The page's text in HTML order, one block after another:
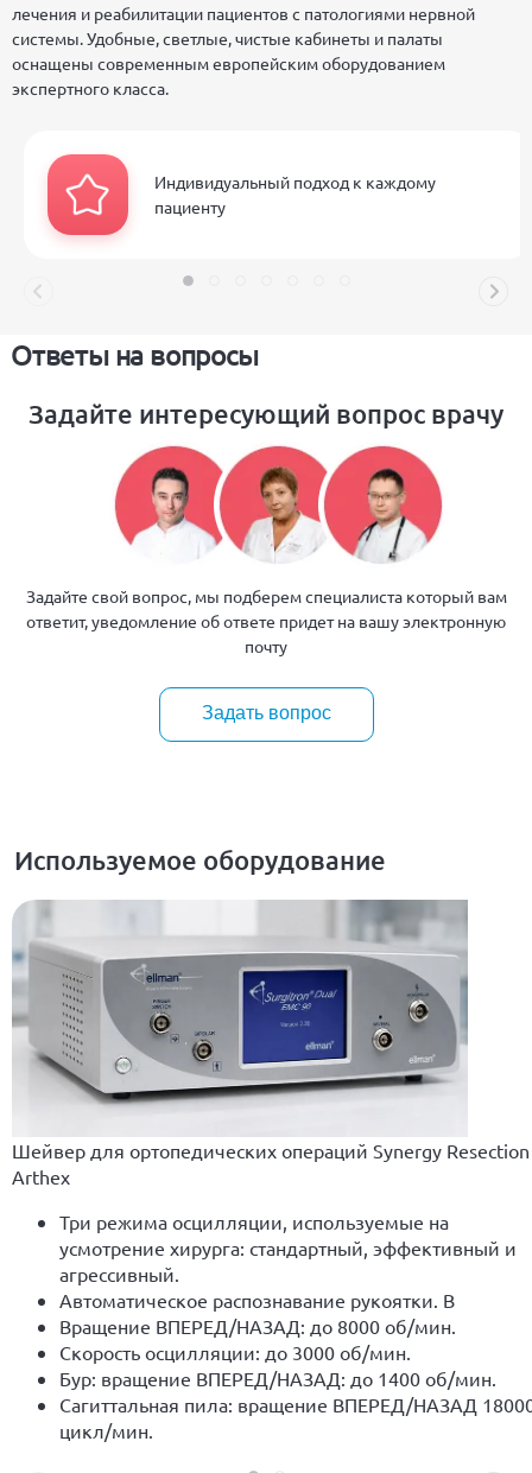
Ответы на вопросы
Задайте интересующий вопрос врачу
Задайте свой вопрос, мы подберем специалиста который вам
ответит, уведомление об ответе придет на вашу электронную
почту
Задать вопрос
Используемое оборудование
Шейвер для ортопедических операций Synergy Resection
Аrthex
Три режима осцилляции, используемые на
усмотрение хирурга: стандартный, эффективный и
агрессивный.
Автоматическое распознавание рукоятки. В
Вращение ВПЕРЕД/НАЗАД: до 8000 об/мин.
Скорость осцилляции: до 3000 об/мин.
Бур: вращение ВПЕРЕД/НАЗАД: до 1400 об/мин.
Сагиттальная пила: вращение ВПЕРЕД/НАЗАД
цикл/мин.
лечения и реабилитации пациентов с патологиями нервной
системы. Удобные, светлые, чистые кабинеты и палаты
оснащены современным европейским оборудованием
экспертного класса.
Индивидуальный подход к каждому
пациенту